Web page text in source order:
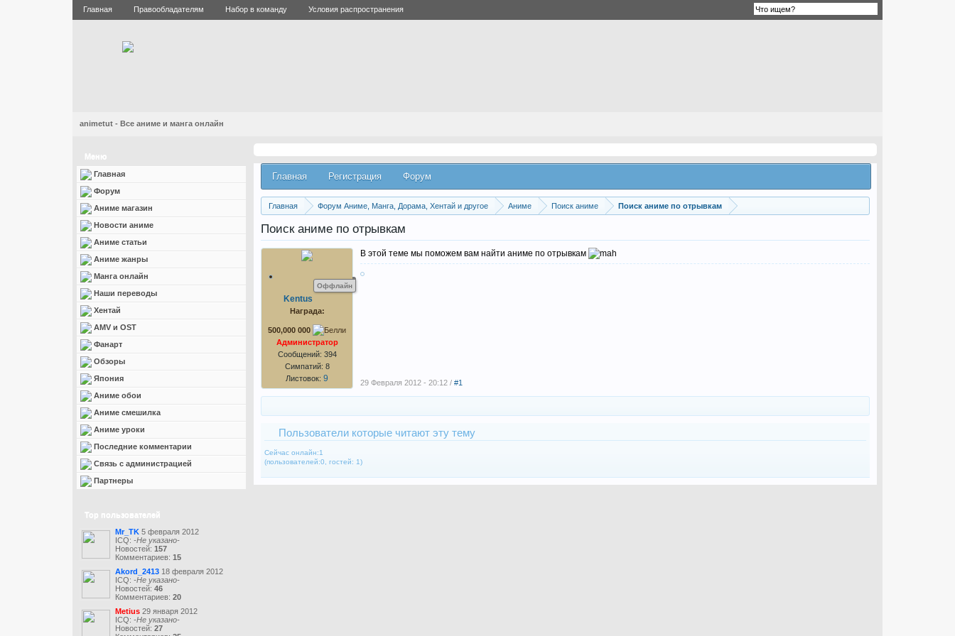
Главная Правообладателям Набор в команду Условия распространения
animetut - Все аниме и манга онлайн
Меню
Главная
Форум
Аниме магазин
Новости аниме
Аниме статьи
Аниме жанры
Манга онлайн
Наши переводы
Хентай
AMV и OST
Фанарт
Обзоры
Япония
Аниме обои
Аниме смешилка
Аниме уроки
Последние комментарии
Связь с администрацией
Партнеры
Top пользователей
Mr_TK 5 февраля 2012
ICQ: -Не указано-
Новостей: 157
Комментариев: 15
Akord_2413 18 февраля 2012
ICQ: -Не указано-
Новостей: 46
Комментариев: 20
Metius 29 января 2012
ICQ: -Не указано-
Новостей: 27
Главная Регистрация Форум
Главная Форум Аниме, Манга, Дорама, Хентай и другое Аниме Поиск аниме Поиск аниме по отрывкам
Поиск аниме по отрывкам
Оффлайн
Kentus
Награда:
500,000 000
Администратор
Сообщений: 394
Симпатий: 8
Листовок: 9
В этой теме мы поможем вам найти аниме по отрывкам
29 Февраля 2012 - 20:12 / #1
Пользователи которые читают эту тему
Сейчас онлайн:1
(пользователей:0, гостей: 1)